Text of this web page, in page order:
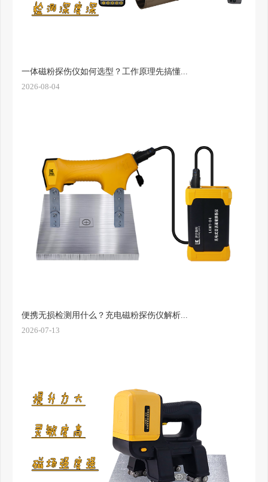
一体磁粉探伤仪如何选型？工作原理先搞懂...
2026-08-04
便携无损检测用什么？充电磁粉探伤仪解析...
2026-07-13